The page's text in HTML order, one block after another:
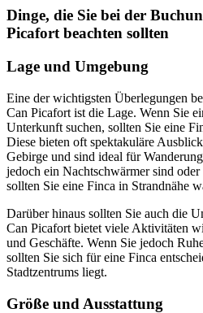
Dinge, die Sie bei der
Picafort beachten sollten
Lage und Umgebung
Eine der wichtigsten Überlegungen
Can Picafort ist die Lage. Wenn Sie
Unterkunft suchen, sollten Sie eine
Diese bieten oft spektakuläre
Gebirge und sind ideal für
jedoch ein Nachtschwärmer sind oder
sollten Sie eine Finca in Strandnähe
Darüber hinaus sollten Sie auch die
Can Picafort bietet viele Aktivitäten
und Geschäfte. Wenn Sie jedoch
sollten Sie sich für eine Finca
Stadtzentrums liegt.
Größe und Ausstattung